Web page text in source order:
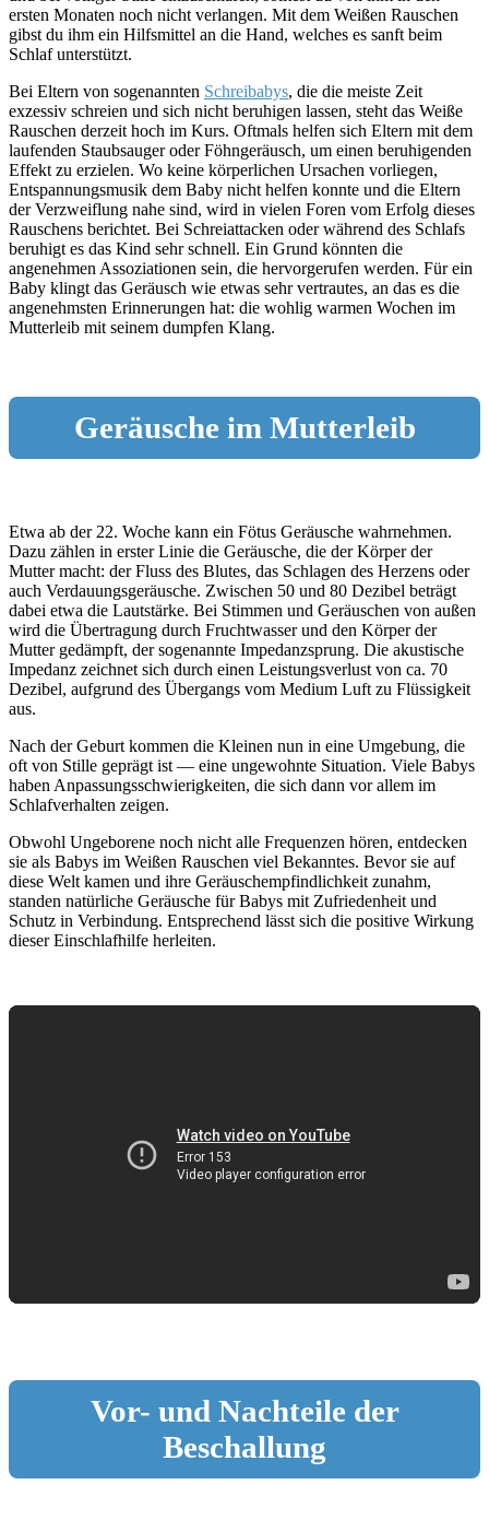
ersten Monaten noch nicht verlangen. Mit dem Weißen Rauschen
gibst du ihm ein Hilfsmittel an die Hand, welches es sanft beim
Schlaf unterstützt.
Bei Eltern von sogenannten Schreibabys, die die meiste Zeit
exzessiv schreien und sich nicht beruhigen lassen, steht das Weiße
Rauschen derzeit hoch im Kurs. Oftmals helfen sich Eltern mit dem
laufenden Staubsauger oder Föhngeräusch, um einen beruhigenden
Effekt zu erzielen. Wo keine körperlichen Ursachen vorliegen,
Entspannungsmusik dem Baby nicht helfen konnte und die Eltern
der Verzweiflung nahe sind, wird in vielen Foren vom Erfolg dieses
Rauschens berichtet. Bei Schreiattacken oder während des Schlafs
beruhigt es das Kind sehr schnell. Ein Grund könnten die
angenehmen Assoziationen sein, die hervorgerufen werden. Für ein
Baby klingt das Geräusch wie etwas sehr vertrautes, an das es die
angenehmsten Erinnerungen hat: die wohlig warmen Wochen im
Mutterleib mit seinem dumpfen Klang.
Geräusche im Mutterleib
Etwa ab der 22. Woche kann ein Fötus Geräusche wahrnehmen.
Dazu zählen in erster Linie die Geräusche, die der Körper der
Mutter macht: der Fluss des Blutes, das Schlagen des Herzens oder
auch Verdauungsgeräusche. Zwischen 50 und 80 Dezibel beträgt
dabei etwa die Lautstärke. Bei Stimmen und Geräuschen von außen
wird die Übertragung durch Fruchtwasser und den Körper der
Mutter gedämpft, der sogenannte Impedanzsprung. Die akustische
Impedanz zeichnet sich durch einen Leistungsverlust von ca. 70
Dezibel, aufgrund des Übergangs vom Medium Luft zu Flüssigkeit
aus.
Nach der Geburt kommen die Kleinen nun in eine Umgebung, die
oft von Stille geprägt ist — eine ungewohnte Situation. Viele Babys
haben Anpassungsschwierigkeiten, die sich dann vor allem im
Schlafverhalten zeigen.
Obwohl Ungeborene noch nicht alle Frequenzen hören, entdecken
sie als Babys im Weißen Rauschen viel Bekanntes. Bevor sie auf
diese Welt kamen und ihre Geräuschempfindlichkeit zunahm,
standen natürliche Geräusche für Babys mit Zufriedenheit und
Schutz in Verbindung. Entsprechend lässt sich die positive Wirkung
dieser Einschlafhilfe herleiten.
Vor- und Nachteile der
Beschallung